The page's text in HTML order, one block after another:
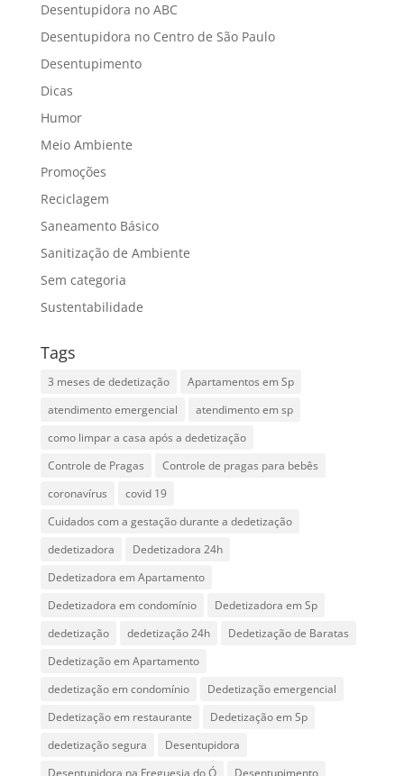
Desentupidora no ABC
Desentupidora no Centro de São Paulo
Desentupimento
Dicas
Humor
Meio Ambiente
Promoções
Reciclagem
Saneamento Básico
Sanitização de Ambiente
Sem categoria
Sustentabilidade
Tags
3 meses de dedetização
Apartamentos em Sp
atendimento emergencial
atendimento em sp
como limpar a casa após a dedetização
Controle de Pragas
Controle de pragas para bebês
coronavírus
covid 19
Cuidados com a gestação durante a dedetização
dedetizadora
Dedetizadora 24h
Dedetizadora em Apartamento
Dedetizadora em condomínio
Dedetizadora em Sp
dedetização
dedetização 24h
Dedetização de Baratas
Dedetização em Apartamento
dedetização em condomínio
Dedetização emergencial
Dedetização em restaurante
Dedetização em Sp
dedetização segura
Desentupidora